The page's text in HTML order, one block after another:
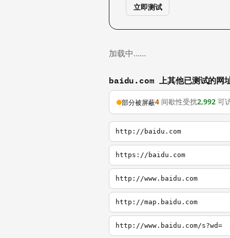
立即测试
加载中……
baidu.com 上其他已测试的网
部分被屏蔽4 间歇性受扰2,992 可
http://baidu.com
https://baidu.com
http://www.baidu.com
http://map.baidu.com
http://www.baidu.com/s?wd=